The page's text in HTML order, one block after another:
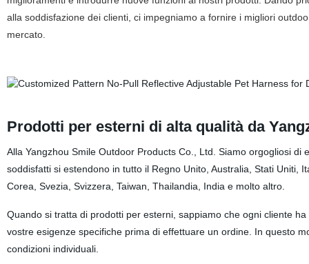
alla soddisfazione dei clienti, ci impegniamo a fornire i migliori
mercato.
Prodotti per esterni di alta qualità da
Alla Yangzhou Smile Outdoor Products Co., Ltd. Siamo orgogliosi
soddisfatti si estendono in tutto il Regno Unito, Australia, Stati Uniti,
Corea, Svezia, Svizzera, Taiwan, Thailandia, India e molto altro.
Quando si tratta di prodotti per esterni, sappiamo che ogni cliente
vostre esigenze specifiche prima di effettuare un ordine. In questo
condizioni individuali.